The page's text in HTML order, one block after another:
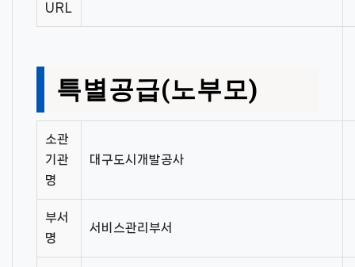
URL
특별공급(노부모)
소관
기관
명
대구도시개발공사
부서
명
서비스관리부서